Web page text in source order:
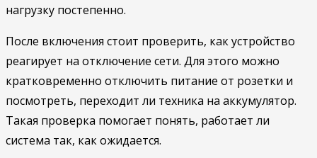
нагрузку постепенно.
После включения стоит проверить, как устройство
реагирует на отключение сети. Для этого можно
кратковременно отключить питание от розетки и
посмотреть, переходит ли техника на аккумулятор.
Такая проверка помогает понять, работает ли
система так, как ожидается.